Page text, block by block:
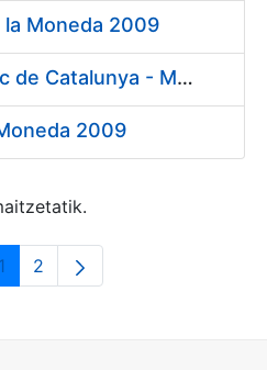
la Moneda 2009
Gabinet Numismàtic de Catalunya - MNAC 2009
2009
Orrialdea
1 Orrialdea
2